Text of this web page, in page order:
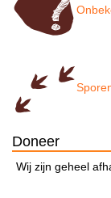
Doneer
Wij zijn geheel